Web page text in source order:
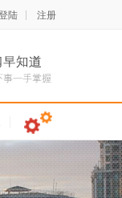
陆 注册